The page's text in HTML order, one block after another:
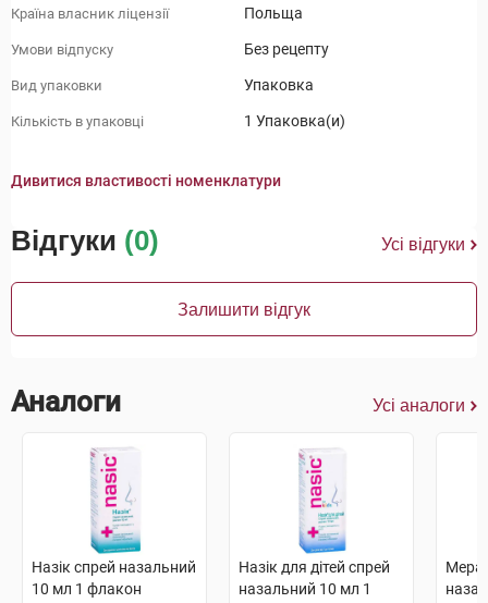
Країна власник ліцензії Польща
Умови відпуску Без рецепту
Вид упаковки Упаковка
Кількість в упаковці 1 Упаковка(и)
Дивитися властивості номенклатури
Відгуки (0) Усі відгуки
Залишити відгук
Аналоги Усі аналоги
Назік спрей назальний
10 мл 1 флакон
Назік для дітей спрей
назальний 10 мл 1